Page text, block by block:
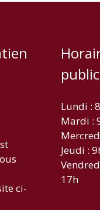
ci-
Lundi :
Mardi :
Jeudi :
17h